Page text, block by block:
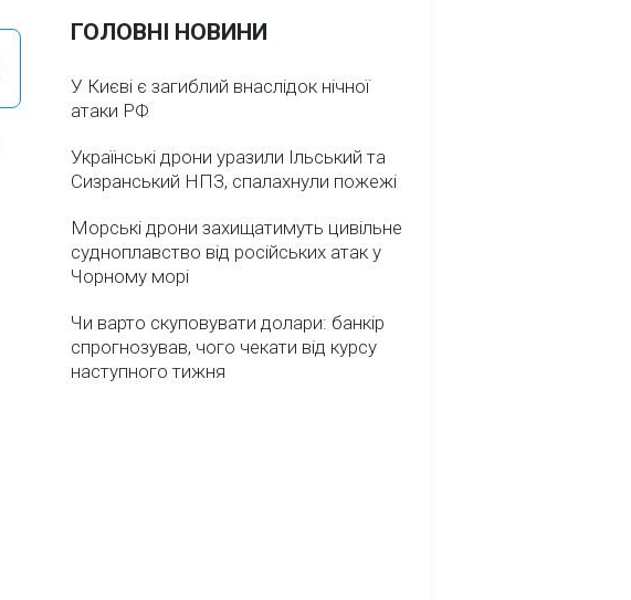
ГОЛОВНІ НОВИНИ
У Києві є загиблий внаслідок нічної
атаки РФ
Українські дрони уразили Ільський та
Сизранський НПЗ, спалахнули пожежі
Морські дрони захищатимуть цивільне
судноплавство від російських атак у
Чорному морі
Чи варто скуповувати долари: банкір
спрогнозував, чого чекати від курсу
наступного тижня